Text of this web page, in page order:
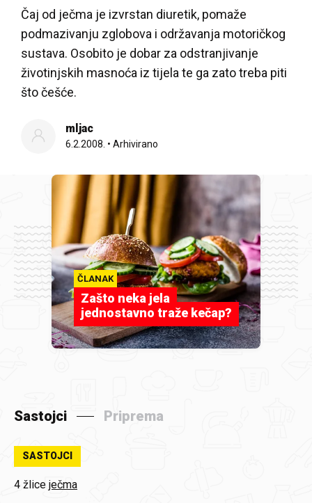
Čaj od ječma je izvrstan diuretik, pomaže
podmazivanju zglobova i održavanja motoričkog
sustava. Osobito je dobar za odstranjivanje
životinjskih masnoća iz tijela te ga zato treba piti
što češće.
mljac
6.2.2008. • Arhivirano
ČLANAK
Zašto neka jela
jednostavno traže kečap?
Sastojci Priprema
SASTOJCI
4 žlice ječma